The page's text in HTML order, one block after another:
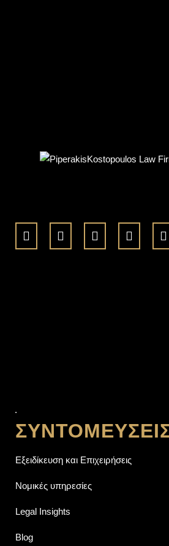
Εξειδίκευση και Επιχειρήσεις
Νομικές υπηρεσίες
Legal Insights
Blog